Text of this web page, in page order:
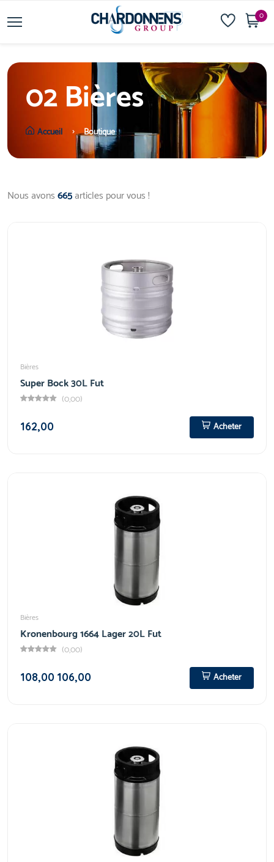
0
02 Bières
Accueil Boutique
Nous avons665articles pour vous !
Bières
Super Bock 30L Fut
(0,00)
162,00
Acheter
Bières
Kronenbourg 1664 Lager 20L Fut
(0,00)
108,00 106,00 Acheter